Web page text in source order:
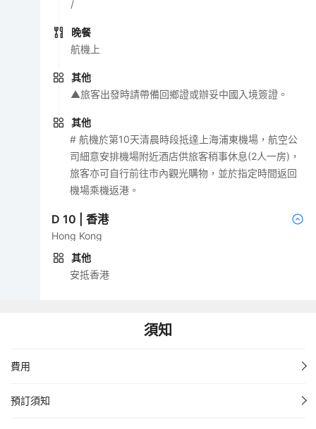
/
晚餐
航機上
其他
▲旅客出發時請帶備回鄉證或辦妥中國入境簽證。
其他
# 航機於第10天清晨時段抵達上海浦東機場，航空公
司細意安排機場附近酒店供旅客稍事休息(2人一房)，
旅客亦可自行前往市內觀光購物，並於指定時間返回
機場乘機返港。
D10 |香港
Hong Kong
其他
安抵香港
須知
費用
預訂須知